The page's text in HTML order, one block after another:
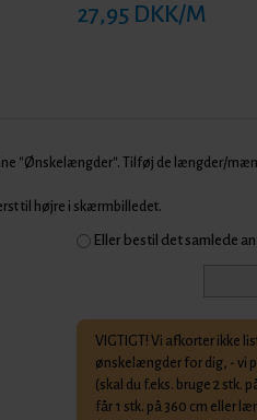
27,95 DKK/M
"Ønskelængder". Tilføj de længder/
til højre i skærmbilledet.
Eller bestil det samlede
VIGTIGT! Vi afkorter ikke
ønskelængder for dig, - vi
(skal du f.eks. bruge 2 stk.
får 1 stk. på 360 cm eller